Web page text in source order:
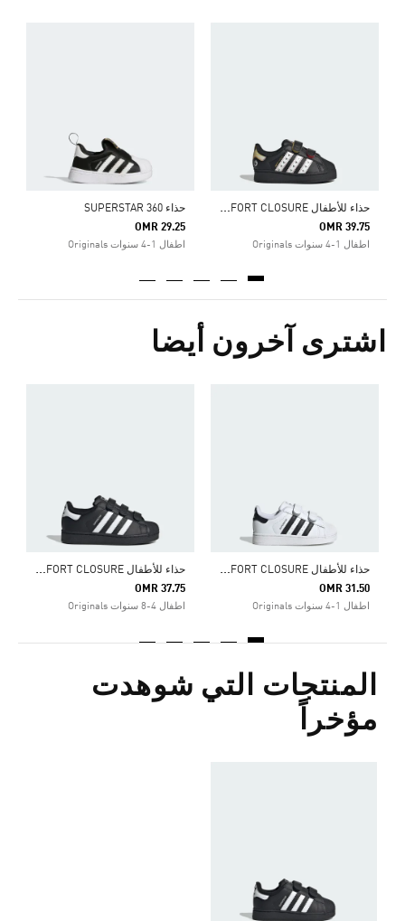
ح
ذاء للأطفال ADIDAS DISNEY SUPERSTAR LED LIGHTS COMFORT CLOSURE
OMR 39.75
اطفال 1-4 سنوات Originals
حذاء SUPERSTAR 360
OMR 29.25
اطفال 1-4 سنوات Originals
اشترى آخرون أيضا
ح
ذاء للأطفال SUPERSTAR II COMFORT CLOSURE
OMR 31.50
اطفال 1-4 سنوات Originals
ح
ذاء للأطفال SUPERSTAR II COMFORT CLOSURE
OMR 37.75
اطفال 4-8 سنوات Originals
المنتجات التي شوهدت
مؤخراً